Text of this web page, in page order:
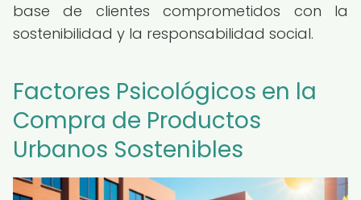
base de clientes comprometidos con la
sostenibilidad y la responsabilidad social.
Factores Psicológicos en la
Compra de Productos
Urbanos Sostenibles